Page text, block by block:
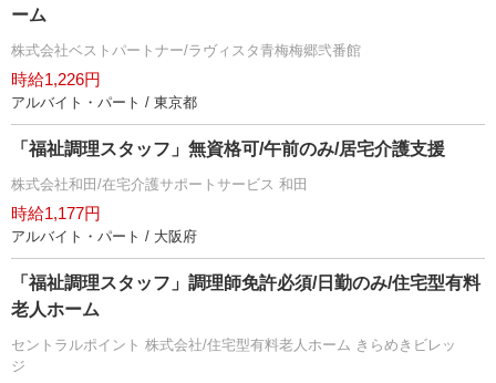
ーム
株式会社ベストパートナー/ラヴィスタ青梅梅郷弐番館
時給1,226円
アルバイト・パート / 東京都
「福祉調理スタッフ」無資格可/午前のみ/居宅介護支援
株式会社和田/在宅介護サポートサービス 和田
時給1,177円
アルバイト・パート / 大阪府
「福祉調理スタッフ」調理師免許必須/日勤のみ/住宅型有料
老人ホーム
セントラルポイント 株式会社/住宅型有料老人ホーム きらめきビレッ
ジ